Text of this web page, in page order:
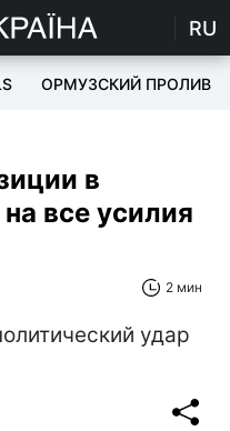
RU
ОРМУЗСКИЙ ПРОЛИВ
в
все усилия
2 мин
удар